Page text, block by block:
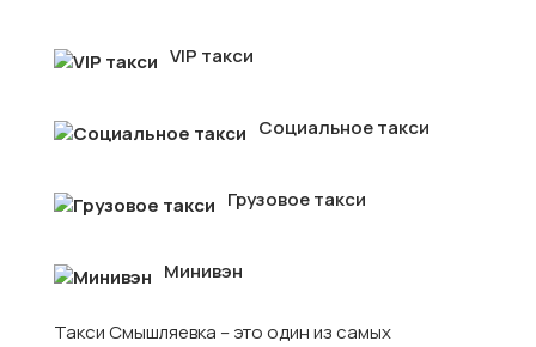
VIP такси
Социальное такси
Грузовое такси
Минивэн
Такси Смышляевка – это один из самых